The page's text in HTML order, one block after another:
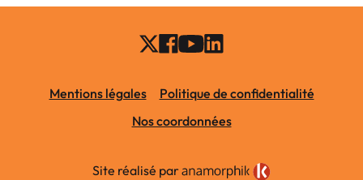
Mentions légales
Politique de confidentialité
Nos coordonnées
Site réalisé par